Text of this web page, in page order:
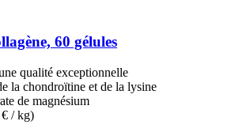
60 gélules
qualité exceptionnelle
la chondroïtine et de la lysine
de magnésium
/ kg)